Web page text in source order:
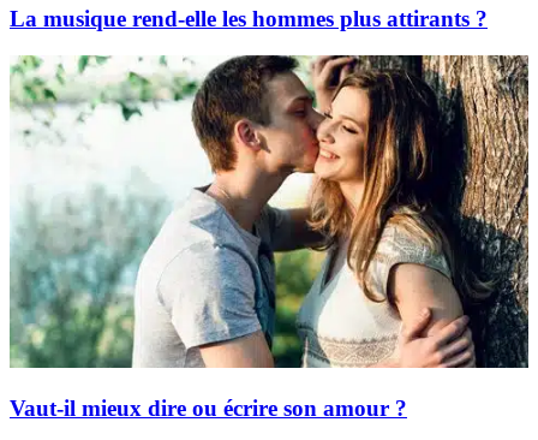
La musique rend-elle les hommes plus attirants ?
Vaut-il mieux dire ou écrire son amour ?